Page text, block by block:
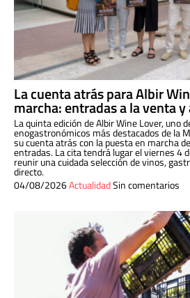
La cuenta atrás para Albir
marcha: entradas a la venta
La quinta edición de Albir Wine Lover, uno
enogastronómicos más destacados de la
su cuenta atrás con la puesta en marcha
entradas. La cita tendrá lugar el viernes 4
reunir una cuidada selección de vinos,
directo.
04/08/2026ActualidadSin comentarios